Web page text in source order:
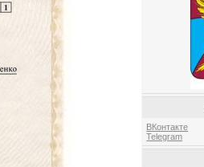
ВКонтакте
Telegram